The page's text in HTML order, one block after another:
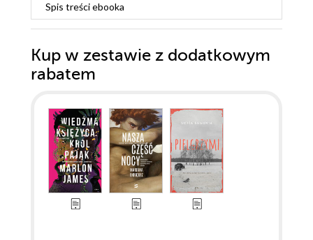
Spis treściebooka
Kup w zestawie z dodatkowym
rabatem